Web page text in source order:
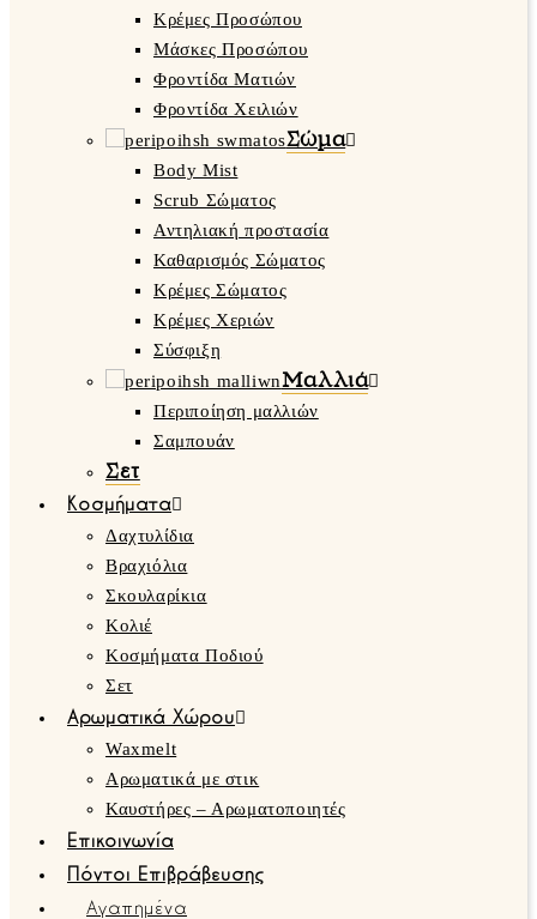
Κρέμες Προσώπου
Μάσκες Προσώπου
Φροντίδα Ματιών
Φροντίδα Χειλιών
Σώμα
Body Mist
Scrub Σώματος
Αντηλιακή προστασία
Καθαρισμός Σώματος
Κρέμες Σώματος
Κρέμες Χεριών
Σύσφιξη
Μαλλιά
Περιποίηση μαλλιών
Σαμπουάν
Σετ
Κοσμήματα
Δαχτυλίδια
Βραχιόλια
Σκουλαρίκια
Κολιέ
Κοσμήματα Ποδιού
Σετ
Αρωματικά Χώρου
Waxmelt
Αρωματικά με στικ
Καυστήρες – Αρωματοποιητές
Επικοινωνία
Πόντοι Επιβράβευσης
Αγαπημένα